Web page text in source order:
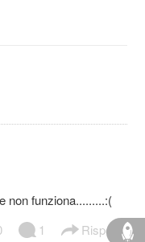
non funziona.........:(
1 Rispondi